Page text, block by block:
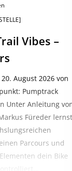
to search or ESC to
Vibes –
August 2026 von
Pumptrack
Unter Anleitung
Füreder lernst
Parcours und
dein Bike